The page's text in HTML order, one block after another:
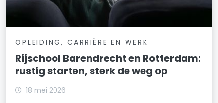
OPLEIDING, CARRIÈRE EN WERK
Rijschool Barendrecht en Rotterdam:
rustig starten, sterk de weg op
18 mei 2026